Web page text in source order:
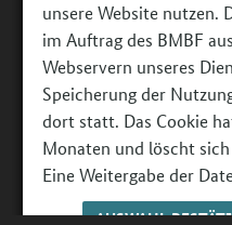
unsere Website nutzen.
im Auftrag des BMBF
Webservern unseres
Speicherung der
dort statt. Das Cookie
Monaten und löscht
Eine Weitergabe der
AUSWAHL